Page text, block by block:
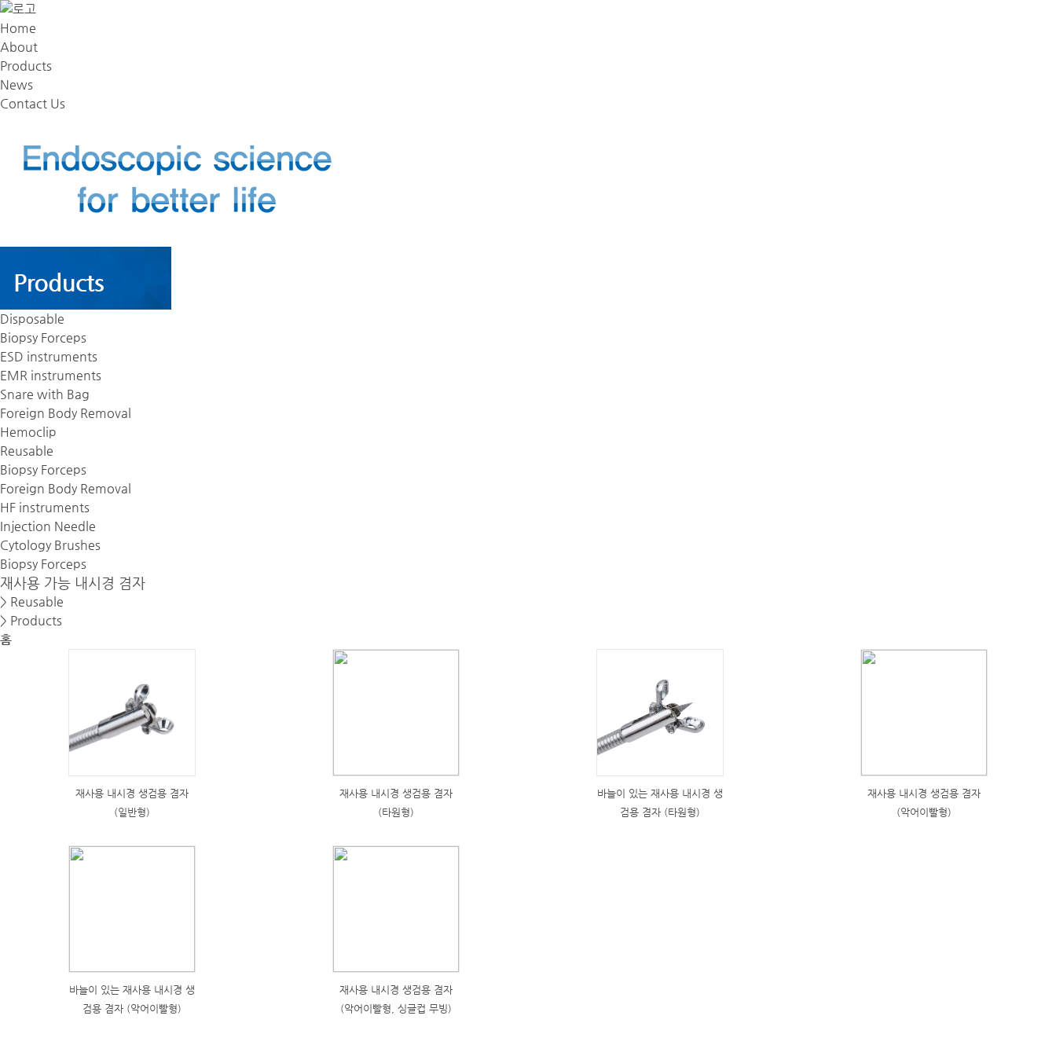
Home
About
Products
News
Contact Us
Disposable
Biopsy Forceps
ESD instruments
EMR instruments
Snare with Bag
Foreign Body Removal
Hemoclip
Reusable
Biopsy Forceps
Foreign Body Removal
HF instruments
Injection Needle
Cytology Brushes
Biopsy Forceps
재사용 가능 내시경 겸자
> Reusable
> Products
홈
재사용 내시경 생검용 겸자
(일반형)
재사용 내시경 생검용 겸자
(타원형)
바늘이 있는 재사용 내시경 생
검용 겸자 (타원형)
재사용 내시경 생검용 겸자
(악어이빨형)
바늘이 있는 재사용 내시경 생
검용 겸자 (악어이빨형)
재사용 내시경 생검용 겸자
(악어이빨형, 싱글컵 무빙)